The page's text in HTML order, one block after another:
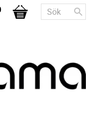
Favoriter
Kundvagn